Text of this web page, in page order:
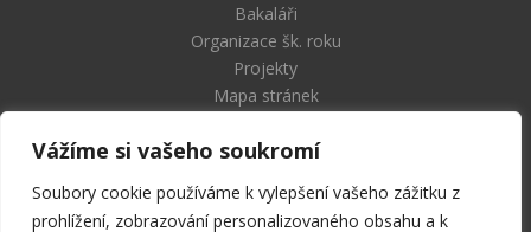
Vážíme si vašeho soukromí
Soubory cookie používáme k vylepšení vašeho zážitku z
prohlížení, zobrazování personalizovaného obsahu a k
Bakaláři
Organizace šk. roku
Projekty
Mapa stránek
Střední průmyslová škola
a Vyšší odborná škola Příbram